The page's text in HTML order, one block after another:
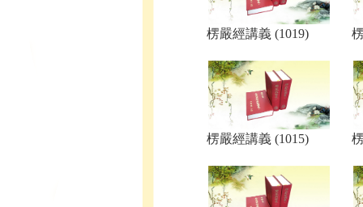
楞嚴經講義 (1019)
楞嚴經講義 (1015)